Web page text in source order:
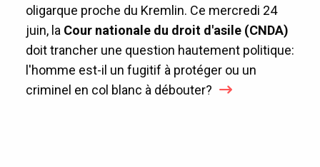
oligarque proche du Kremlin. Ce mercredi 24
juin, la Cour nationale du droit d'asile (CNDA)
doit trancher une question hautement politique:
l'homme est-il un fugitif à protéger ou un
criminel en col blanc à débouter?